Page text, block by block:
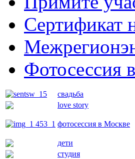
Сертификат
Фотосессия
свадьба
love story
фотосессия в Москве
дети
студия